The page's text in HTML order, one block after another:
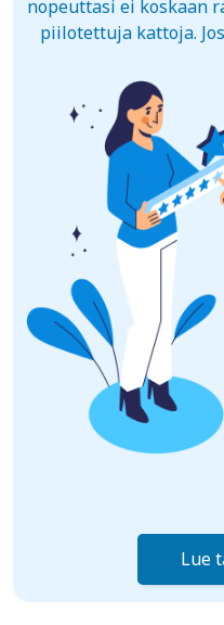
nopeuttasi ei koskaan
piilotettuja kattoja.
Lue